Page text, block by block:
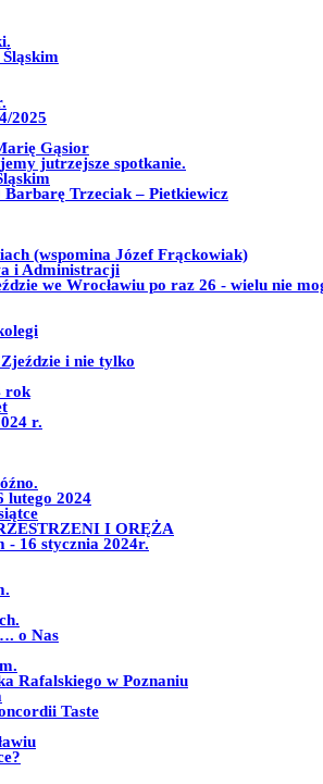
2025
Gąsior
jutrzejsze spotkanie.
Barbarę Trzeciak – Pietkiewicz
(wspomina Józef Frąckowiak)
i Administracji
we Wrocławiu po raz 26 - wielu nie
i nie tylko
rok
r.
lutego 2024
I ORĘŻA
- 16 stycznia 2024r.
o Nas
Rafalskiego w Poznaniu
Taste